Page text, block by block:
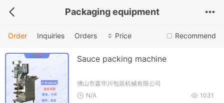
Packaging equipment
Recommend
Order Inquiries Orders Price
Sauce packing machine
佛山市森华川包装机械有限公司
1031
N/A